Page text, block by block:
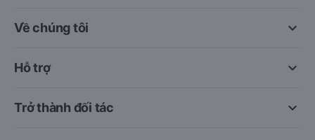
keyboard_arrow_down
Về chúng tôi
keyboard_arrow_down
Hỗ trợ
keyboard_arrow_down
Trở thành đối tác